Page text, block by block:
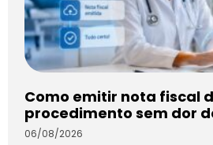
Como emitir nota fiscal
procedimento sem dor
06/08/2026